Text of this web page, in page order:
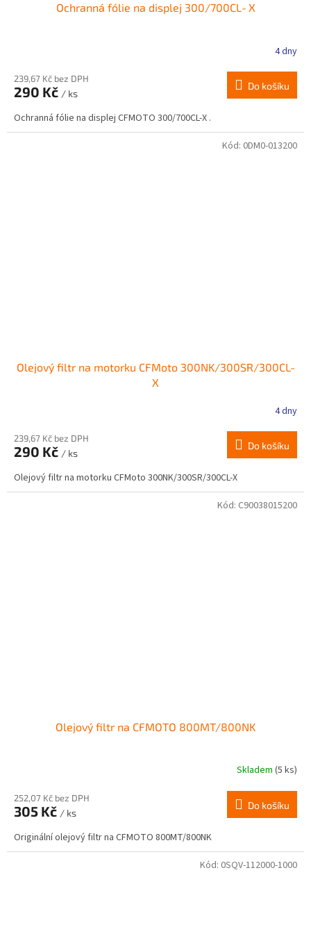
Ochranná fólie na displej 300/700CL‑X
4 dny
239,67 Kč bez DPH
290 Kč / ks
Do košíku
Ochranná fólie na displej CFMOTO 300/700CL‑X .
Olejový filtr na motorku CFMoto 300NK/300SR/300CL-
X
4 dny
239,67 Kč bez DPH
290 Kč / ks
Do košíku
Olejový filtr na motorku CFMoto 300NK/300SR/300CL-X
Kód: 0DM0-013200
Olejový filtr na CFMOTO 800MT/800NK
Skladem (5 ks)
252,07 Kč bez DPH
305 Kč / ks
Do košíku
Originální olejový filtr na CFMOTO 800MT/800NK
Kód: C90038015200
Kód: 0SQV-112000-1000